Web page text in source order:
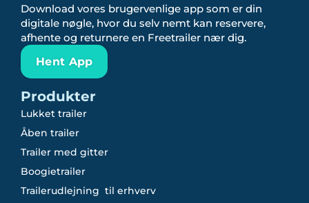
Download vores brugervenlige app som er din
digitale nøgle, hvor du selv nemt kan reservere,
afhente og returnere en Freetrailer nær dig.
Hent App
Produkter
Lukket trailer
Åben trailer
Trailer med gitter
Boogietrailer
Trailerudlejning til erhverv